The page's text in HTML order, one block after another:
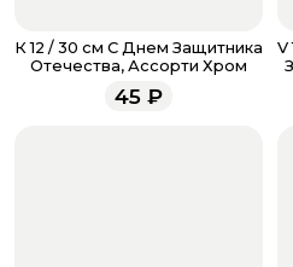
звоните по номеру
напишите WhatsApp
+7
менеджеры работают
всегда рады
К 12 / 30 см С Днем Защитника
Отечества, Ассорти Хром
45 ₽
V